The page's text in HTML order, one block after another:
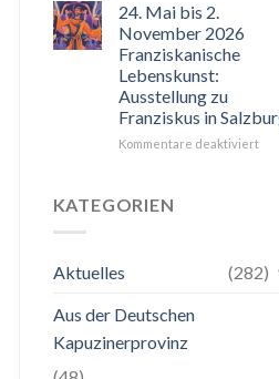
24. Mai bis 2.
November 2026
Franziskanische
Lebenskunst:
Ausstellung zu
Franziskus in
Kommentare deaktiviertfür
KATEGORIEN
Aktuelles
(282)
Aus der Deutschen
Kapuzinerprovinz